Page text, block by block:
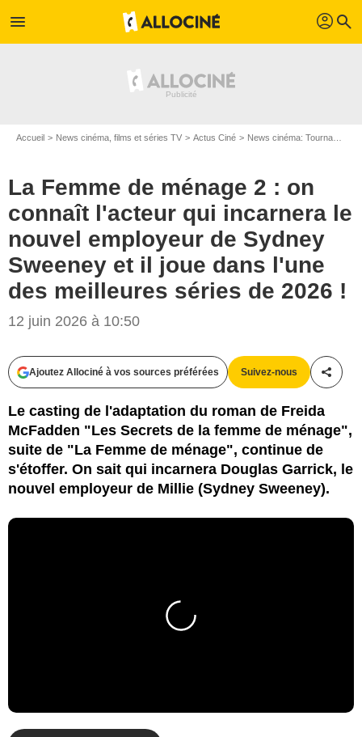
menu profil search
Accueil News cinéma, films et séries TV Actus Ciné News cinéma: Tournages
La Femme de ménage 2 : on
connaît l'acteur qui incarnera le
nouvel employeur de Sydney
Sweeney et il joue dans l'une
des meilleures séries de 2026 !
12 juin 2026 à 10:50
Ajoutez Allociné à vos sources préférées Suivez-nous
Le casting de l'adaptation du roman de Freida
McFadden "Les Secrets de la femme de ménage",
suite de "La Femme de ménage", continue de
s'étoffer. On sait qui incarnera Douglas Garrick, le
nouvel employeur de Millie (Sydney Sweeney).